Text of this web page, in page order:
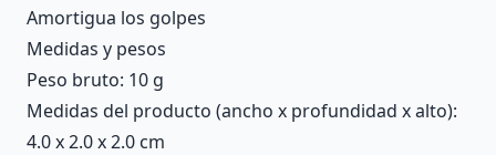
Amortigua los golpes
Medidas y pesos
Peso bruto: 10 g
Medidas del producto (ancho x profundidad x alto):
4.0 x 2.0 x 2.0 cm